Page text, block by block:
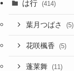
は行 (414)
葉月つばさ (5)
花咲楓香 (5)
蓬莱舞 (11)